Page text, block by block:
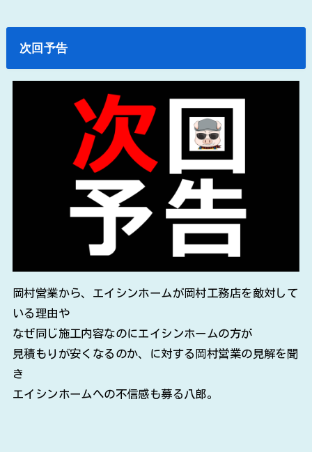
次回予告
岡村営業から、エイシンホームが岡村工務店を敵対して
いる理由や
なぜ同じ施工内容なのにエイシンホームの方が
見積もりが安くなるのか、に対する岡村営業の見解を聞
き
エイシンホームへの不信感も募る八郎。